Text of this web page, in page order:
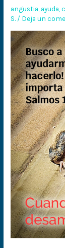
angustia ayuda ,
S. / Deja un